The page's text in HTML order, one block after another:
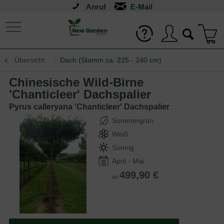
Anruf
Übersicht Dach (Stamm ca. 225 - 240 cm)
Chinesische Wild-Birne
'Chanticleer' Dachspalier
Pyrus calleryana 'Chanticleer' Dachspalier
Sommergrün
Weiß
Sonnig
April - Mai
ab 499,90 €